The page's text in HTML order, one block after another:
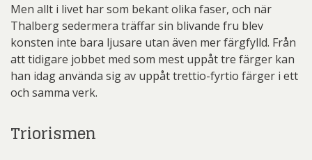
Men allt i livet har som bekant olika faser, och när
Thalberg sedermera träffar sin blivande fru blev
konsten inte bara ljusare utan även mer färgfylld. Från
att tidigare jobbet med som mest uppåt tre färger kan
han idag använda sig av uppåt trettio-fyrtio färger i ett
och samma verk.
Triorismen